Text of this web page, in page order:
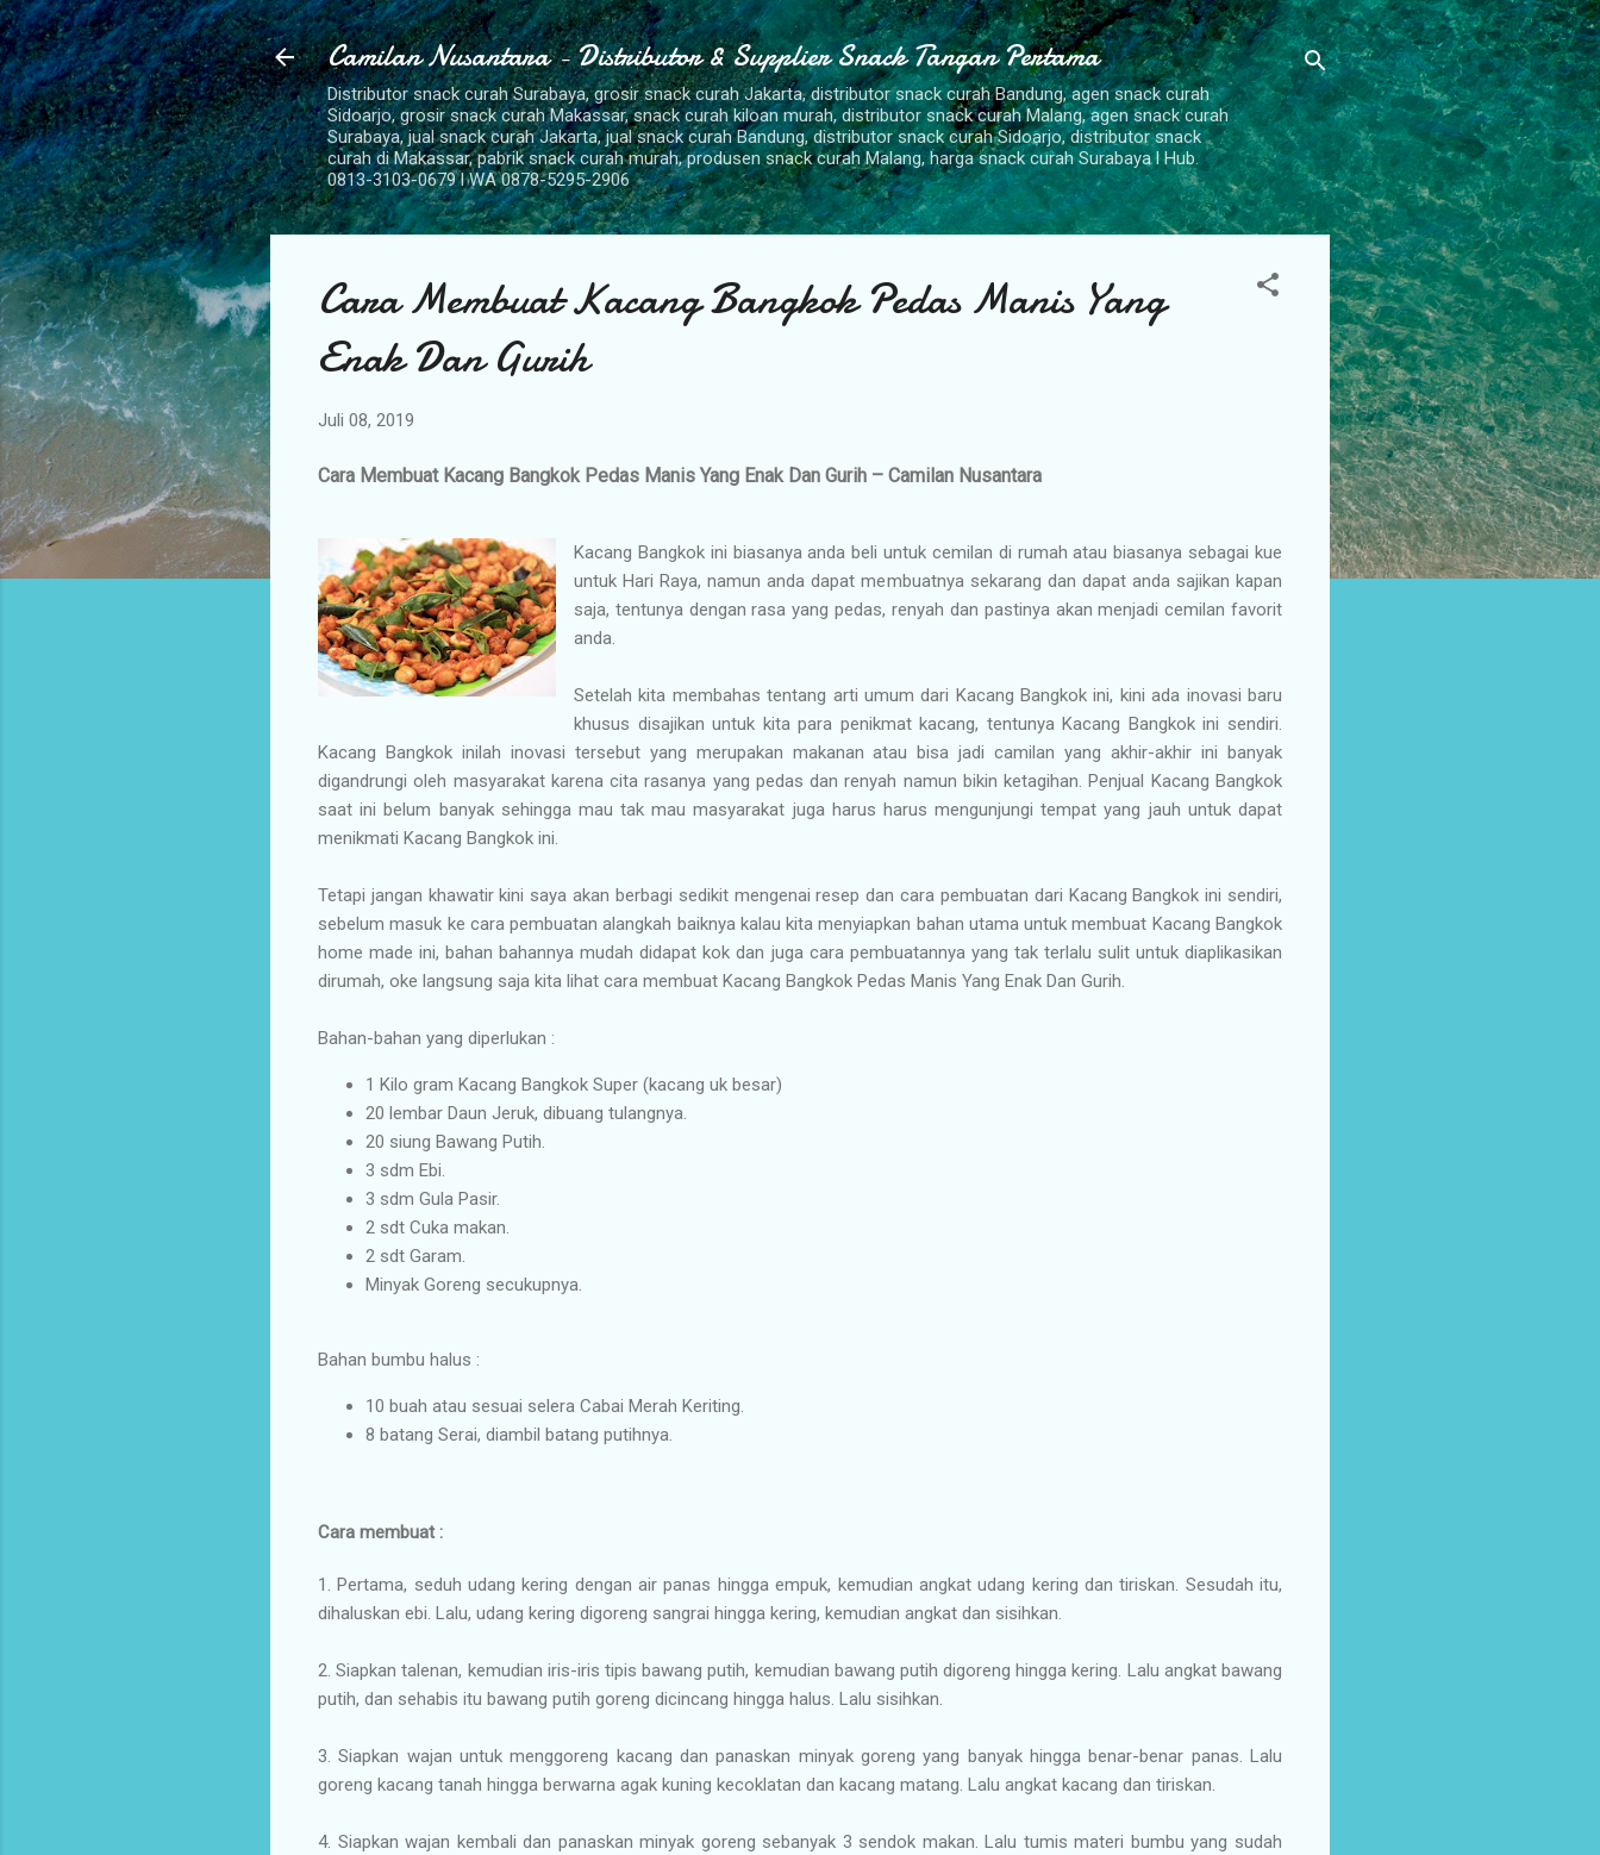
Langsung ke konten utama
Camilan Nusantara - Distributor & Supplier Snack Tangan Pertama
Distributor snack curah Surabaya, grosir snack curah Jakarta, distributor snack curah Bandung, agen snack curah
Sidoarjo, grosir snack curah Makassar, snack curah kiloan murah, distributor snack curah Malang, agen snack curah
Surabaya, jual snack curah Jakarta, jual snack curah Bandung, distributor snack curah Sidoarjo, distributor snack
curah di Makassar, pabrik snack curah murah, produsen snack curah Malang, harga snack curah Surabaya l Hub.
0813-3103-0679 l WA 0878-5295-2906
Cara Membuat Kacang Bangkok Pedas Manis Yang
Enak Dan Gurih
Juli 08, 2019
Cara Membuat Kacang Bangkok Pedas Manis Yang Enak Dan Gurih – Camilan Nusantara
Kacang Bangkok ini biasanya anda beli untuk cemilan di rumah atau biasanya sebagai kue
untuk Hari Raya, namun anda dapat membuatnya sekarang dan dapat anda sajikan kapan
saja, tentunya dengan rasa yang pedas, renyah dan pastinya akan menjadi cemilan favorit
anda.
Setelah kita membahas tentang arti umum dari Kacang Bangkok ini, kini ada inovasi baru
khusus disajikan untuk kita para penikmat kacang, tentunya Kacang Bangkok ini sendiri.
Kacang Bangkok inilah inovasi tersebut yang merupakan makanan atau bisa jadi camilan yang akhir-akhir ini banyak
digandrungi oleh masyarakat karena cita rasanya yang pedas dan renyah namun bikin ketagihan. Penjual Kacang Bangkok
saat ini belum banyak sehingga mau tak mau masyarakat juga harus harus mengunjungi tempat yang jauh untuk dapat
menikmati Kacang Bangkok ini.
Tetapi jangan khawatir kini saya akan berbagi sedikit mengenai resep dan cara pembuatan dari Kacang Bangkok ini sendiri,
sebelum masuk ke cara pembuatan alangkah baiknya kalau kita menyiapkan bahan utama untuk membuat Kacang Bangkok
home made ini, bahan bahannya mudah didapat kok dan juga cara pembuatannya yang tak terlalu sulit untuk diaplikasikan
dirumah, oke langsung saja kita lihat cara membuat Kacang Bangkok Pedas Manis Yang Enak Dan Gurih.
Bahan-bahan yang diperlukan :
1 Kilo gram Kacang Bangkok Super (kacang uk besar)
20 lembar Daun Jeruk, dibuang tulangnya.
20 siung Bawang Putih.
3 sdm Ebi.
3 sdm Gula Pasir.
2 sdt Cuka makan.
2 sdt Garam.
Minyak Goreng secukupnya.
Bahan bumbu halus :
10 buah atau sesuai selera Cabai Merah Keriting.
8 batang Serai, diambil batang putihnya.
Cara membuat :
1. Pertama, seduh udang kering dengan air panas hingga empuk, kemudian angkat udang kering dan tiriskan. Sesudah itu,
dihaluskan ebi. Lalu, udang kering digoreng sangrai hingga kering, kemudian angkat dan sisihkan.
2. Siapkan talenan, kemudian iris-iris tipis bawang putih, kemudian bawang putih digoreng hingga kering. Lalu angkat bawang
putih, dan sehabis itu bawang putih goreng dicincang hingga halus. Lalu sisihkan.
3. Siapkan wajan untuk menggoreng kacang dan panaskan minyak goreng yang banyak hingga benar-benar panas. Lalu
goreng kacang tanah hingga berwarna agak kuning kecoklatan dan kacang matang. Lalu angkat kacang dan tiriskan.
4. Siapkan wajan kembali dan panaskan minyak goreng sebanyak 3 sendok makan. Lalu tumis materi bumbu yang sudah